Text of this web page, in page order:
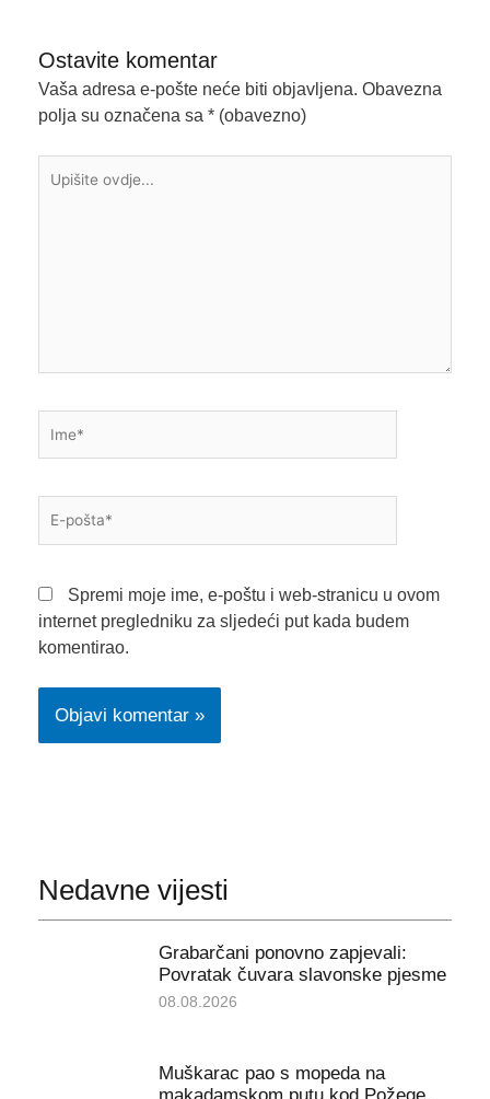
Ostavite komentar
Vaša adresa e-pošte neće biti objavljena. Obavezna
polja su označena sa * (obavezno)
ovdje...
pošta*
Spremi moje ime, e-poštu i web-stranicu u ovom
internet pregledniku za sljedeći put kada budem
komentirao.
Nedavne vijesti
Grabarčani ponovno zapjevali:
Povratak čuvara slavonske pjesme
08.08.2026
Muškarac pao s mopeda na